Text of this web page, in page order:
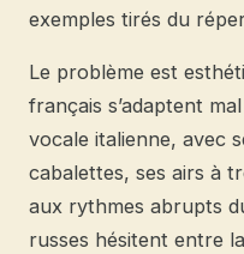
exemples tirés du
Le problème est
français s’adaptent
vocale italienne, avec
cabalettes, ses airs à
aux rythmes abrupts
russes hésitent entre